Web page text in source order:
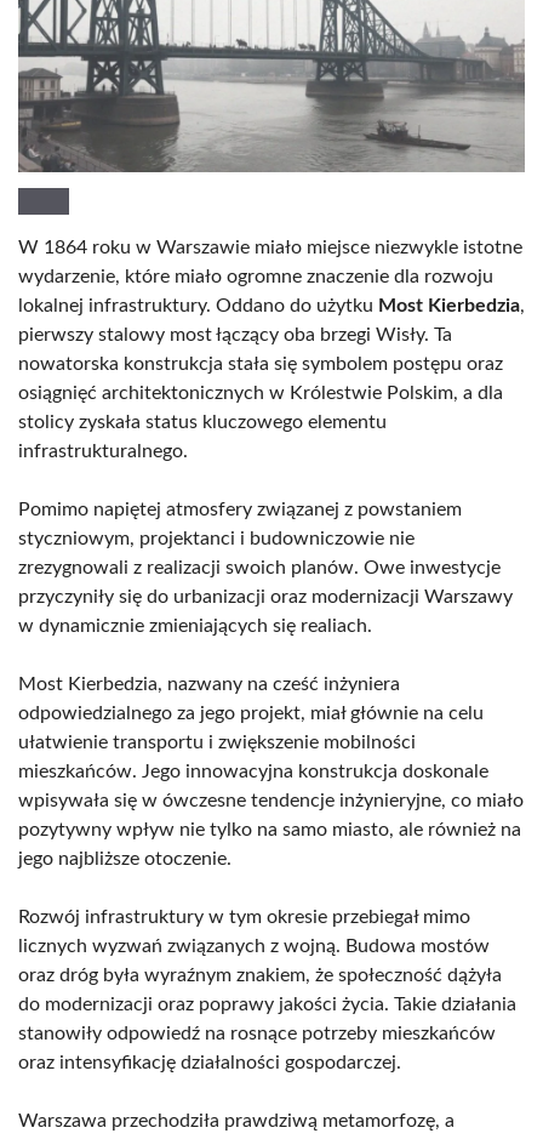
W 1864 roku w Warszawie miało miejsce niezwykle istotne
wydarzenie, które miało ogromne znaczenie dla rozwoju
lokalnej infrastruktury. Oddano do użytku Most Kierbedzia,
pierwszy stalowy most łączący oba brzegi Wisły. Ta
nowatorska konstrukcja stała się symbolem postępu oraz
osiągnięć architektonicznych w Królestwie Polskim, a dla
stolicy zyskała status kluczowego elementu
infrastrukturalnego.
Pomimo napiętej atmosfery związanej z powstaniem
styczniowym, projektanci i budowniczowie nie
zrezygnowali z realizacji swoich planów. Owe inwestycje
przyczyniły się do urbanizacji oraz modernizacji Warszawy
w dynamicznie zmieniających się realiach.
Most Kierbedzia, nazwany na cześć inżyniera
odpowiedzialnego za jego projekt, miał głównie na celu
ułatwienie transportu i zwiększenie mobilności
mieszkańców. Jego innowacyjna konstrukcja doskonale
wpisywała się w ówczesne tendencje inżynieryjne, co miało
pozytywny wpływ nie tylko na samo miasto, ale również na
jego najbliższe otoczenie.
Rozwój infrastruktury w tym okresie przebiegał mimo
licznych wyzwań związanych z wojną. Budowa mostów
oraz dróg była wyraźnym znakiem, że społeczność dążyła
do modernizacji oraz poprawy jakości życia. Takie działania
stanowiły odpowiedź na rosnące potrzeby mieszkańców
oraz intensyfikację działalności gospodarczej.
Warszawa przechodziła prawdziwą metamorfozę, a